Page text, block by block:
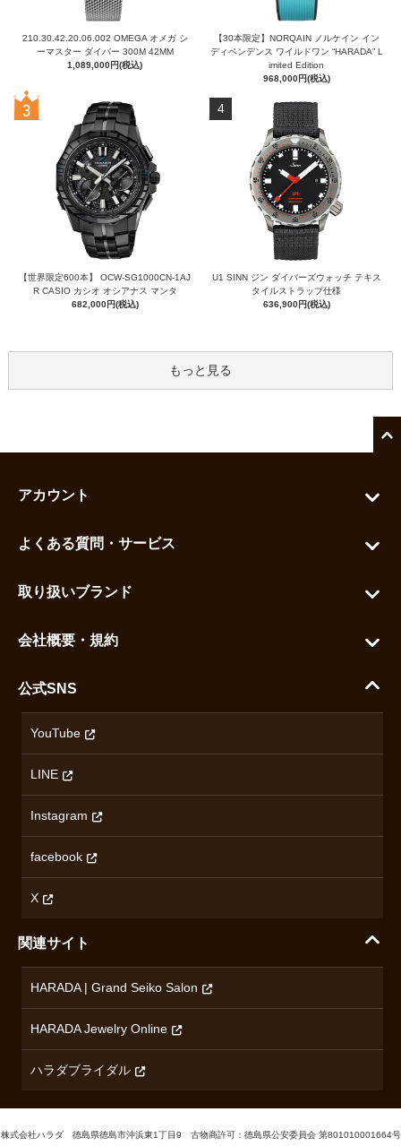
210.30.42.20.06.002 OMEGA オメガ シ
ーマスター ダイバー 300M 42MM
1,089,000円(税込)
【30本限定】NORQAIN ノルケイン イン
ディペンデンス ワイルドワン “HARADA” L
imited Edition
968,000円(税込)
【世界限定600本】 OCW-SG1000CN-1AJ
R CASIO カシオ オシアナス マンタ
682,000円(税込)
4
U1 SINN ジン ダイバーズウォッチ テキス
タイルストラップ仕様
636,900円(税込)
もっと見る
アカウント
お気に入りを見る
よくある質問・サービス
ご利用ガイド
配送・送料について
ハラダの保証とアフターサービス
取り扱いブランド
セイコー
カシオ
オリエントスター
ロンジン
チューダー
ブランド一覧を見る
会社概要・規約
沿革
特定商取引法に基づく表記
プライバシーポリシー
無断転載・商用利用について
コンテンツ制作ポリシーおよび生成AIの利用指針
公式SNS
YouTube
LINE
Instagram
facebook
X
関連サイト
HARADA | Grand Seiko Salon
HARADA Jewelry Online
ハラダブライダル
株式会社ハラダ 徳島県徳島市沖浜東1丁目9 古物商許可：徳島県公安委員会 第801010001664号